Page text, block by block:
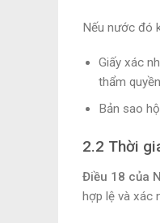
Nếu nước đó
Giấy xác
thẩm
Bản sao
2.2 Thời
Điều 18 của
hợp lệ và xác